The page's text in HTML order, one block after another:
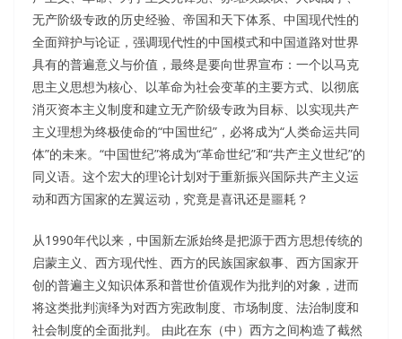
无产阶级专政的历史经验、帝国和天下体系、中国现代性的
全面辩护与论证，强调现代性的中国模式和中国道路对世界
具有的普遍意义与价值，最终是要向世界宣布：一个以马克
思主义思想为核心、以革命为社会变革的主要方式、以彻底
消灭资本主义制度和建立无产阶级专政为目标、以实现共产
主义理想为终极使命的“中国世纪”，必将成为“人类命运共同
体”的未来。“中国世纪”将成为“革命世纪”和“共产主义世纪”的
同义语。这个宏大的理论计划对于重新振兴国际共产主义运
动和西方国家的左翼运动，究竟是喜讯还是噩耗？
从1990年代以来，中国新左派始终是把源于西方思想传统的
启蒙主义、西方现代性、西方的民族国家叙事、西方国家开
创的普遍主义知识体系和普世价值观作为批判的对象，进而
将这类批判演绎为对西方宪政制度、市场制度、法治制度和
社会制度的全面批判。 由此在东（中）西方之间构造了截然